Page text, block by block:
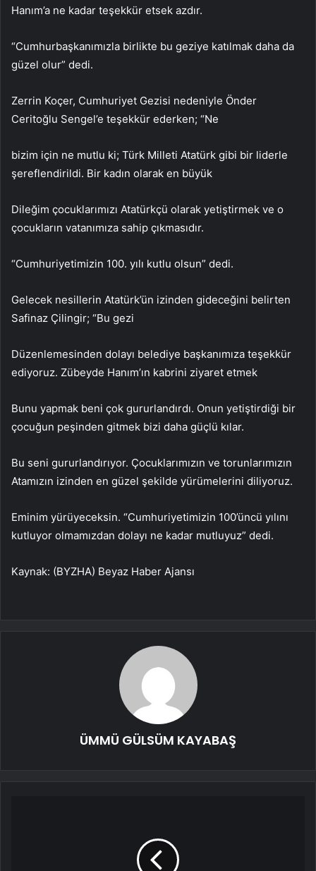
Hanım’a ne kadar teşekkür etsek azdır.
“Cumhurbaşkanımızla birlikte bu geziye katılmak daha da
güzel olur” dedi.
Zerrin Koçer, Cumhuriyet Gezisi nedeniyle Önder
Ceritoğlu Sengel’e teşekkür ederken; “Ne
bizim için ne mutlu ki; Türk Milleti Atatürk gibi bir liderle
şereflendirildi. Bir kadın olarak en büyük
Dileğim çocuklarımızı Atatürkçü olarak yetiştirmek ve o
çocukların vatanımıza sahip çıkmasıdır.
“Cumhuriyetimizin 100. yılı kutlu olsun” dedi.
Gelecek nesillerin Atatürk’ün izinden gideceğini belirten
Safinaz Çilingir; “Bu gezi
Düzenlemesinden dolayı belediye başkanımıza teşekkür
ediyoruz. Zübeyde Hanım’ın kabrini ziyaret etmek
Bunu yapmak beni çok gururlandırdı. Onun yetiştirdiği bir
çocuğun peşinden gitmek bizi daha güçlü kılar.
Bu seni gururlandırıyor. Çocuklarımızın ve torunlarımızın
Atamızın izinden en güzel şekilde yürümelerini diliyoruz.
Eminim yürüyeceksin. “Cumhuriyetimizin 100’üncü yılını
kutluyor olmamızdan dolayı ne kadar mutluyuz” dedi.
Kaynak: (BYZHA) Beyaz Haber Ajansı
ÜMMÜ GÜLSÜM KAYABAŞ